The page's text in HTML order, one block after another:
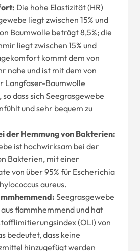
Die hohe Elastizität (HR)
liegt zwischen 15% und
Baumwolle beträgt 8,5%; die
liegt zwischen 15% und
kommt dem von
nahe und ist mit dem von
Langfaser-Baumwolle
dass sich Seegrasgewebe
und sehr bequem zu
der Hemmung von Bakterien:
ist hochwirksam bei der
Bakterien, mit einer
von über 95% für Escherichia
aureus.
Seegrasgewebe
flammhemmend und hat
(OLI) von
bedeutet, dass keine
hinzugefügt werden